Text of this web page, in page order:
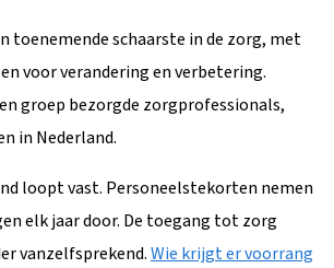
toenemende schaarste in de zorg, met
voor verandering en verbetering.
groep bezorgde zorgprofessionals,
in Nederland.
loopt vast. Personeelstekorten nemen
elk jaar door. De toegang tot zorg
vanzelfsprekend.Wie krijgt er voorrang